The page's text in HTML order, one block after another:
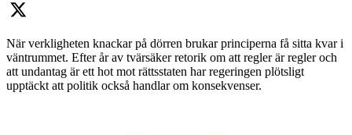
När verkligheten knackar på dörren brukar principerna få sitta kvar i
väntrummet. Efter år av tvärsäker retorik om att regler är regler och
att undantag är ett hot mot rättsstaten har regeringen plötsligt
upptäckt att politik också handlar om konsekvenser.